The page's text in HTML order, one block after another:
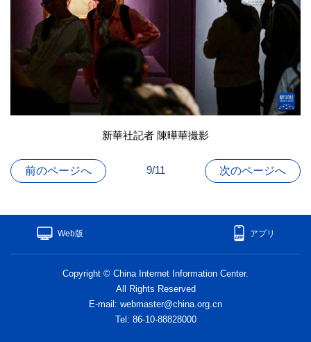
新華社記者 陳曄華撮影
前のページへ 9/11 次のページへ
Web版 アプリ
Copyright © China Internet Information Center.
All Rights Reserved
E-mail: webmaster@china.org.cn
Tel: 86-10-88828000